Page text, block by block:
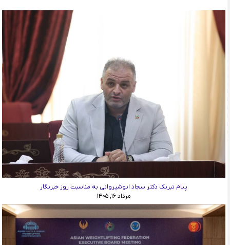
پیام تبریک دکتر سجاد انوشیروانی به مناسبت روز خبرنگار
مرداد ۱۶, ۱۴۰۵